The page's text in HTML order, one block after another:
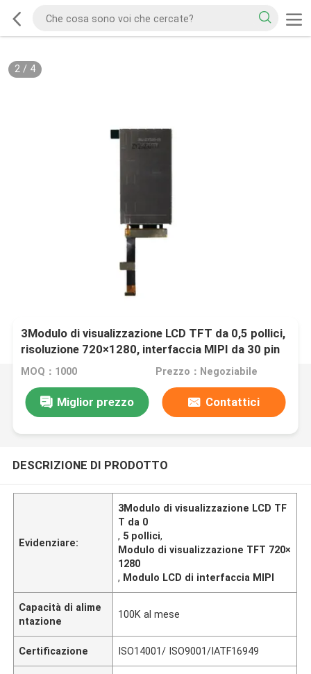
2/ 4
3Modulo di visualizzazione LCD TFT da 0,5 pollici,
risoluzione 720×1280, interfaccia MIPI da 30 pin
per VR/AR
MOQ：1000 Prezzo：Negoziabile
Miglior prezzo Contattici
DESCRIZIONE DI PRODOTTO
Evidenziare:
3Modulo di visualizzazione LCD TF
T da 0
, 5 pollici,
Modulo di visualizzazione TFT 720×
1280
, Modulo LCD di interfaccia MIPI
Capacità di alime
ntazione
100K al mese
Certificazione ISO14001/ ISO9001/IATF16949